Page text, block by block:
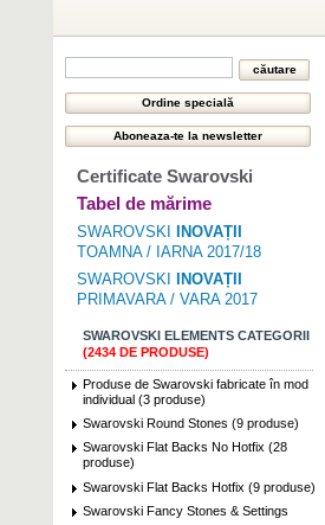
Certificate Swarovski
Tabel de mărime
SWAROVSKI
INOVAȚII
TOAMNA / IARNA 2017/18
SWAROVSKI
INOVAȚII
PRIMAVARA / VARA 2017
SWAROVSKI ELEMENTS CATEGORII
(2434 DE PRODUSE)
Produse de Swarovski fabricate în mod
individual (3 produse)
Swarovski Round Stones (9 produse)
Swarovski Flat Backs No Hotfix (28
produse)
Swarovski Flat Backs Hotfix (9 produse)
Swarovski Fancy Stones & Settings